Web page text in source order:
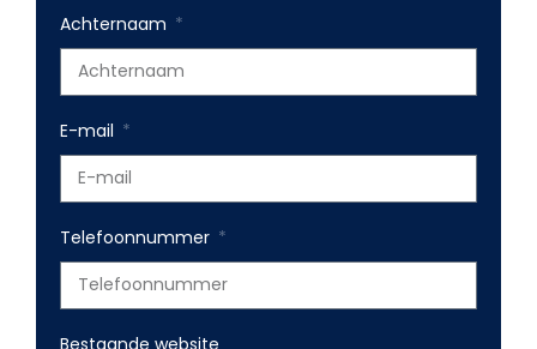
Achternaam
E-mail
Telefoonnummer
Bestaande website